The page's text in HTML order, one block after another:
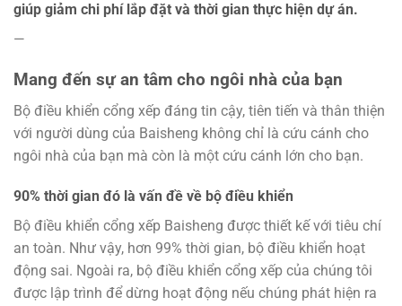
giúp giảm chi phí lắp đặt và thời gian thực hiện dự án.
—
Mang đến sự an tâm cho ngôi nhà của bạn
Bộ điều khiển cổng xếp đáng tin cậy, tiên tiến và thân thiện
với người dùng của Baisheng không chỉ là cứu cánh cho
ngôi nhà của bạn mà còn là một cứu cánh lớn cho bạn.
90% thời gian đó là vấn đề về bộ điều khiển
Bộ điều khiển cổng xếp Baisheng được thiết kế với tiêu chí
an toàn. Như vậy, hơn 99% thời gian, bộ điều khiển hoạt
động sai. Ngoài ra, bộ điều khiển cổng xếp của chúng tôi
được lập trình để dừng hoạt động nếu chúng phát hiện ra